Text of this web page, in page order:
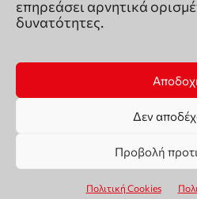
επηρεάσει αρνητικά
δυνατότητες.
Δεν
Προβολή
Πολιτική Cookies